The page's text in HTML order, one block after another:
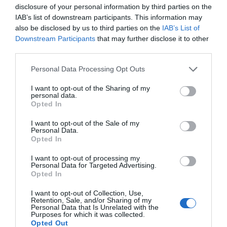
disclosure of your personal information by third parties on the
IAB’s list of downstream participants. This information may
also be disclosed by us to third parties on the IAB’s List of
Downstream Participants that may further disclose it to other
Personal Data Processing Opt Outs
I want to opt-out of the Sharing of my
personal data.
Opted In
I want to opt-out of the Sale of my
Personal Data.
Opted In
I want to opt-out of processing my
Personal Data for Targeted Advertising.
Opted In
I want to opt-out of Collection, Use,
Retention, Sale, and/or Sharing of my
Personal Data that Is Unrelated with the
Purposes for which it was collected.
Opted Out
BLAS VALENTÍN 14/07/2026
LA SERRANÍA
El Mundial llega a las plazas de La
Serranía: estos municipios instalarán
pantallas gigantes
Latido Rural reconoce a once entidades
por su compromiso con el futuro del
SARA DE LA FUENTE 08/07/2026
Un rayo provoca un incendio forestal en
La Yesa
JUDITH CELMA 07/07/2026
Tuéjar regula el acceso al parking del
Azud este verano: horarios, precios y